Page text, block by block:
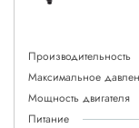
Производительность
Максимальное
Мощность двигателя
Питание